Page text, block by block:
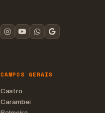
CAMPOS GERAIS
Castro
Carambeí